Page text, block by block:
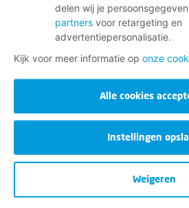
delen wij je
partners voor retargeting en
advertentiepersonalisatie.
Kijk voor meer informatie op onze
Alle cookies
Instellingen
Weigeren